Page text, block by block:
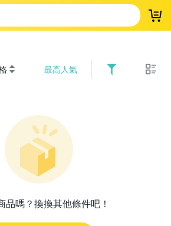
登
最高人氣
品嗎？換換其他條件吧！